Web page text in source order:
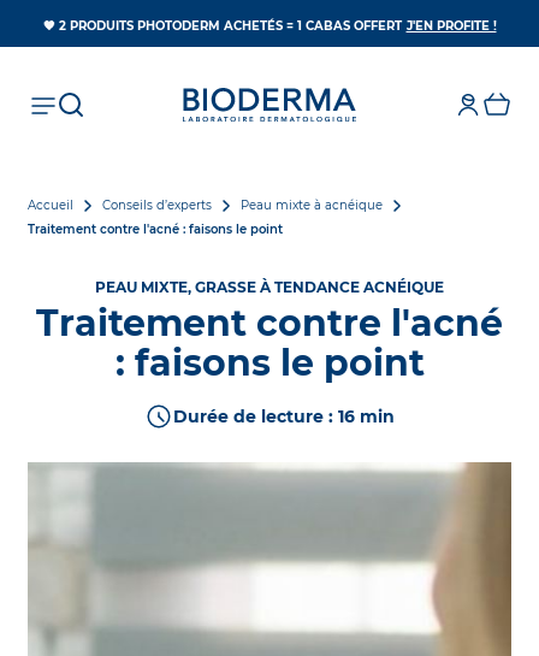
🧡 2 PRODUITS PHOTODERM ACHETÉS = 1 CABAS OFFERT J'EN PROFITE !
Accueil Conseils d’experts
Peau mixte à acnéique
Traitement contre l'acné : faisons le point
PEAU MIXTE, GRASSE À TENDANCE ACNÉIQUE
Traitement contre l'acné
: faisons le point
Durée de lecture : 16 min